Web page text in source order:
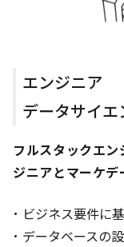
エンジニア
データサイエ
フルスタックエ
ジニアとマーケ
ビジネス要件に
データベースの